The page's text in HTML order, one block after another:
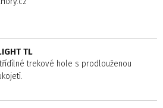
TL
trekové hole s prodlouženou